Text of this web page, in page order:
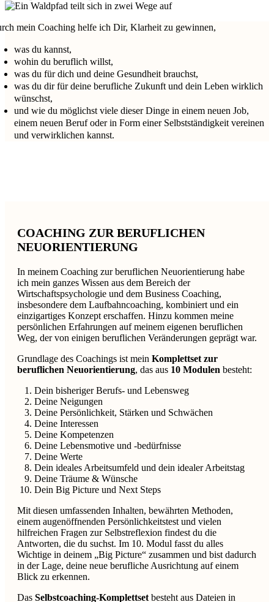
mein Coaching helfe ich Dir, Klarheit zu gewinnen,
was du kannst,
wohin du beruflich willst,
was du für dich und deine Gesundheit brauchst,
was du dir für deine berufliche Zukunft und dein Leben wirklich
wünschst,
und wie du möglichst viele dieser Dinge in einem neuen Job,
einem neuen Beruf oder in Form einer Selbstständigkeit vereinen
und verwirklichen kannst.
COACHING ZUR BERUFLICHEN
NEUORIENTIERUNG
In meinem Coaching zur beruflichen Neuorientierung habe
ich mein ganzes Wissen aus dem Bereich der
Wirtschaftspsychologie und dem Business Coaching,
insbesondere dem Laufbahncoaching, kombiniert und ein
einzigartiges Konzept erschaffen. Hinzu kommen meine
persönlichen Erfahrungen auf meinem eigenen beruflichen
Weg, der von einigen beruflichen Veränderungen geprägt war.
Grundlage des Coachings ist mein Komplettset zur
beruflichen Neuorientierung, das aus 10 Modulen besteht:
Dein bisheriger Berufs- und Lebensweg
Deine Neigungen
Deine Persönlichkeit, Stärken und Schwächen
Deine Interessen
Deine Kompetenzen
Deine Lebensmotive und -bedürfnisse
Deine Werte
Dein ideales Arbeitsumfeld und dein idealer Arbeitstag
Deine Träume & Wünsche
Dein Big Picture und Next Steps
Mit diesen umfassenden Inhalten, bewährten Methoden,
einem augenöffnenden Persönlichkeitstest und vielen
hilfreichen Fragen zur Selbstreflexion findest du die
Antworten, die du suchst. Im 10. Modul fasst du alles
Wichtige in deinem „Big Picture“ zusammen und bist dadurch
in der Lage, deine neue berufliche Ausrichtung auf einem
Blick zu erkennen.
Das Selbstcoaching-Komplettset besteht aus Dateien in